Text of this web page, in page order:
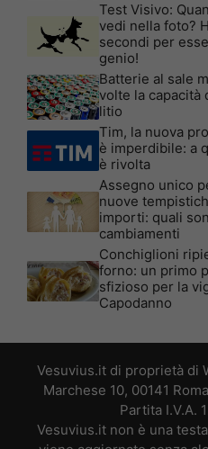
Test Visivo:
vedi nella foto?
secondi per
genio!
Batterie al sale
volte la capacità
litio
Tim, la nuova
è imperdibile: a
è rivolta
Assegno unico
nuove
importi: quali
cambiamenti
Conchiglioni
forno: un primo
sfizioso per la
Capodanno
Vesuvius.it di proprietà di
Marchese 10, 00141
Partita I.V.A.
Vesuvius.it non è una